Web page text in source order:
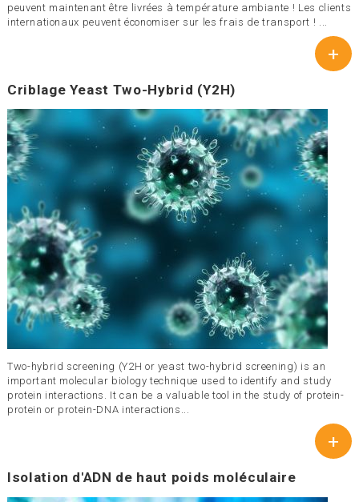
peuvent maintenant être livrées à température ambiante ! Les clients
internationaux peuvent économiser sur les frais de transport ! ...
+
Criblage Yeast Two-Hybrid (Y2H)
Two-hybrid screening (Y2H or yeast two-hybrid screening) is an
important molecular biology technique used to identify and study
protein interactions. It can be a valuable tool in the study of protein-
protein or protein-DNA interactions...
+
Isolation d'ADN de haut poids moléculaire